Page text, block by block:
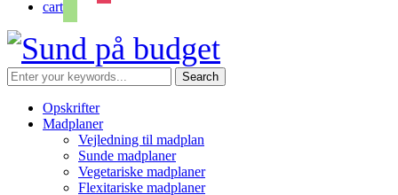
cart
Opskrifter
Madplaner
Vejledning til madplan
Sunde madplaner
Vegetariske madplaner
Flexitariske madplaner